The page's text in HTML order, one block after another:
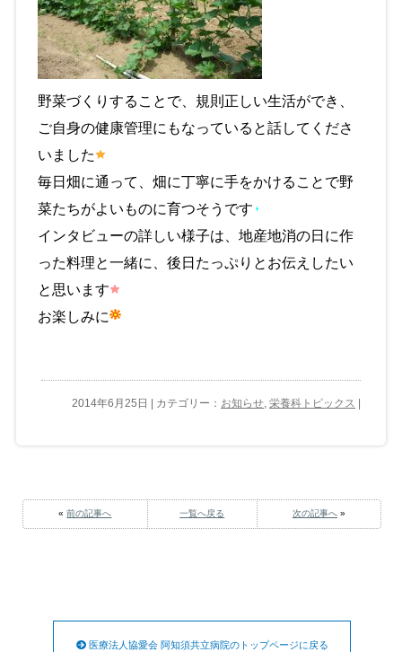
野菜づくりすることで、規則正しい生活ができ、
ご自身の健康管理にもなっていると話してくださ
いました
毎日畑に通って、畑に丁寧に手をかけることで野
菜たちがよいものに育つそうです
インタビューの詳しい様子は、地産地消の日に作
った料理と一緒に、後日たっぷりとお伝えしたい
と思います
お楽しみに
2014年6月25日 | カテゴリー： お知らせ,栄養科トピックス
«前の記事へ 一覧へ戻る 次の記事へ»
医療法人協愛会 阿知須共立病院のトップページに戻る